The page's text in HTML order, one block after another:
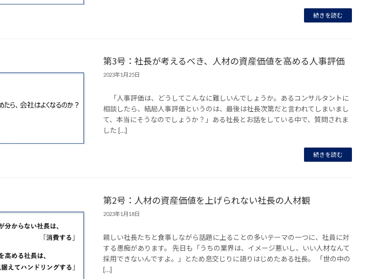
続きを読む
第3号：社長が考えるべき、人材の資産価値を高める人事評価
2023年1月25日
「人事評価は、どうしてこんなに難しいんでしょうか。あるコンサルタントに
相談したら、結局人事評価というのは、最後は社長次第だと言われてしまいまし
て、本当にそうなのでしょうか？」ある社長とお話をしている中で、質問されま
した […]
続きを読む
第2号：人材の資産価値を上げられない社長の人材観
2023年1月18日
親しい社長たちと食事しながら話題に上ることの多いテーマの一つに、社員に対
する愚痴があります。 先日も「うちの業界は、イメージ悪いし、いい人材なんて
採用できないんですよ。」とため息交じりに語りはじめたある社長。 「世の中の
[…]